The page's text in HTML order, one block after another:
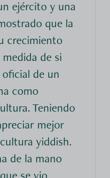
ejército y una
que la
crecimiento
de si
de un
como
Teniendo
mejor
yiddish.
de la mano